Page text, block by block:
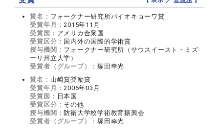
賞名： フォークナー研究所バイオキョーワ賞
受賞年月： 2015年11月
受賞国： アメリカ合衆国
受賞区分： 国内外の国際的学術賞
授与機関： フォークナー研究所（サウスイースト・ミズ
ーリ州立大学）
受賞者（グループ）：塚田幸光
賞名： 山崎賞奨励賞
受賞年月： 2006年03月
受賞国： 日本国
受賞区分： その他
授与機関： 防衛大学校学術教育振興会
受賞者（グループ）：塚田幸光